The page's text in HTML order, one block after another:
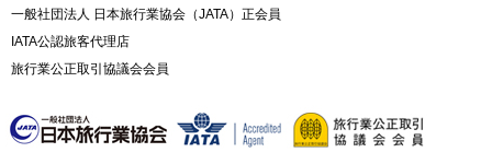
一般社団法人 日本旅行業協会（JATA）正会員
IATA公認旅客代理店
旅行業公正取引協議会会員